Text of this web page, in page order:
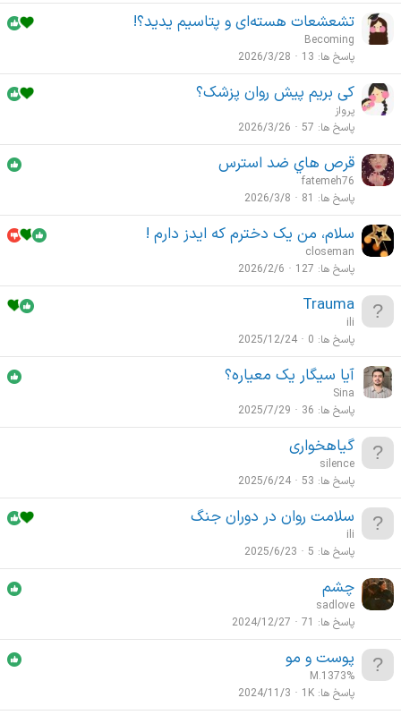
تشعشعات هسته‌ای و پتاسیم یدید؟!
Becoming
پاسخ ها 13
2026/3/28
کی بریم پیش روان پزشک؟
پرواز
پاسخ ها 57
2026/3/26
قرص هاي ضد استرس
fatemeh76
پاسخ ها
81
2026/3/8
سلام، من یک دخترم که ایدز دارم !
closeman
پاسخ ها 127
2026/2/6
Trauma
ili
پاسخ ها 0
2025/12/24
آیا سیگار یک معیاره؟
Sina
پاسخ ها 36
2025/7/29
گیاهخواری
silence
پاسخ ها 53
2025/6/24
سلامت روان در دوران جنگ
ili
پاسخ ها 5
2025/6/23
چشم
sadlove
پاسخ ها
71
2024/12/27
پوست و مو
M.1373%
پاسخ ها 1K
2024/11/3